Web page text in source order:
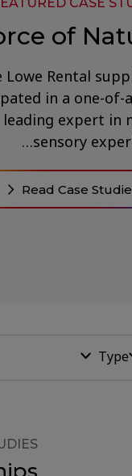
of
Rental
in a one-of-
expert in
sensory
Read Case
Type